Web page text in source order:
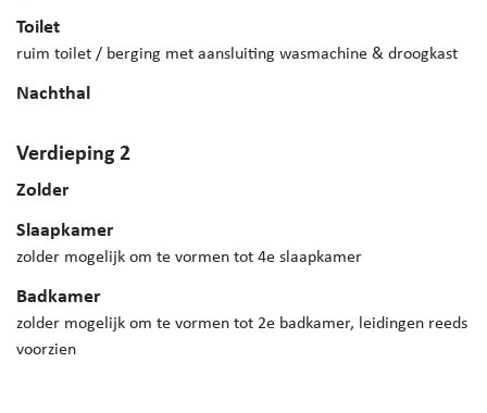
Toilet
ruim toilet / berging met aansluiting wasmachine & droogkast
Nachthal
Verdieping 2
Zolder
Slaapkamer
zolder mogelijk om te vormen tot 4e slaapkamer
Badkamer
zolder mogelijk om te vormen tot 2e badkamer, leidingen reeds
voorzien